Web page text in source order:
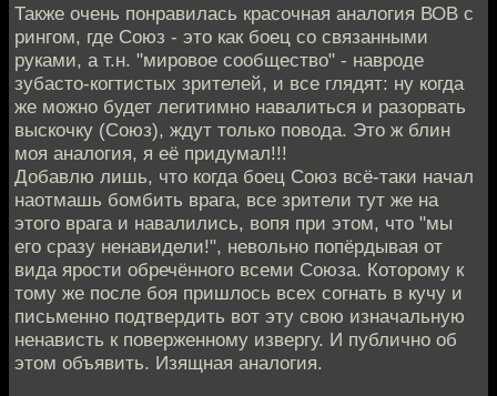
Также очень понравилась красочная аналогия ВОВ с
рингом, где Союз - это как боец со связанными
руками, а т.н. "мировое сообщество" - навроде
зубасто-когтистых зрителей, и все глядят: ну когда
же можно будет легитимно навалиться и разорвать
выскочку (Союз), ждут только повода. Это ж блин
моя аналогия, я её придумал!!!
Добавлю лишь, что когда боец Союз всё-таки начал
наотмашь бомбить врага, все зрители тут же на
этого врага и навалились, вопя при этом, что "мы
его сразу ненавидели!", невольно попёрдывая от
вида ярости обречённого всеми Союза. Которому к
тому же после боя пришлось всех согнать в кучу и
письменно подтвердить вот эту свою изначальную
ненависть к поверженному извергу. И публично об
этом объявить. Изящная аналогия.